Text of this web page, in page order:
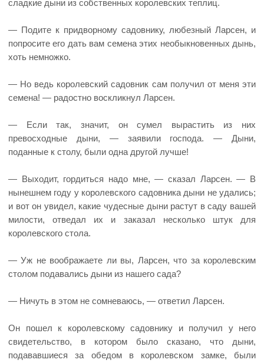
сладкие дыни из собственных королевских теплиц.
— Подите к придворному садовнику, любезный Ларсен, и
попросите его дать вам семена этих необыкновенных дынь,
хоть немножко.
— Но ведь королевский садовник сам получил от меня эти
семена! — радостно воскликнул Ларсен.
— Если так, значит, он сумел вырастить из них
превосходные дыни, — заявили господа. — Дыни,
поданные к столу, были одна другой лучше!
— Выходит, гордиться надо мне, — сказал Ларсен. — В
нынешнем году у королевского садовника дыни не удались;
и вот он увидел, какие чудесные дыни растут в саду вашей
милости, отведал их и заказал несколько штук для
королевского стола.
— Уж не воображаете ли вы, Ларсен, что за королевским
столом подавались дыни из нашего сада?
— Ничуть в этом не сомневаюсь, — ответил Ларсен.
Он пошел к королевскому садовнику и получил у него
свидетельство, в котором было сказано, что дыни,
подававшиеся за обедом в королевском замке, были